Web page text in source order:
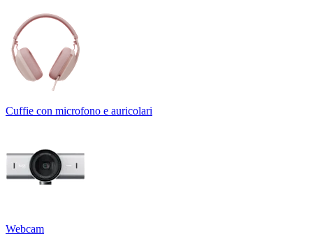
Cuffie con microfono e auricolari
Webcam